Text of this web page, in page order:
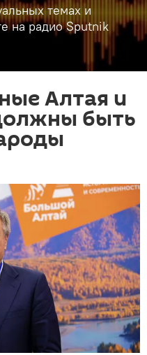
темах и
на радио Sputnik
Алтая и
быть